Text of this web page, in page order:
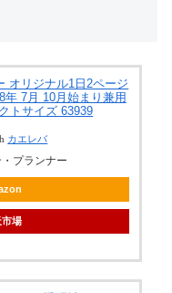
オリジナル1日2ページ
7月 10月始まり兼用
トサイズ 63939
カエレバ
プランナー
市場